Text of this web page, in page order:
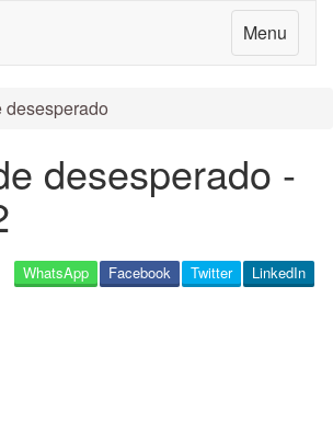
Menu
desesperado
desesperado -
LinkedIn
Twitter
Facebook
WhatsApp